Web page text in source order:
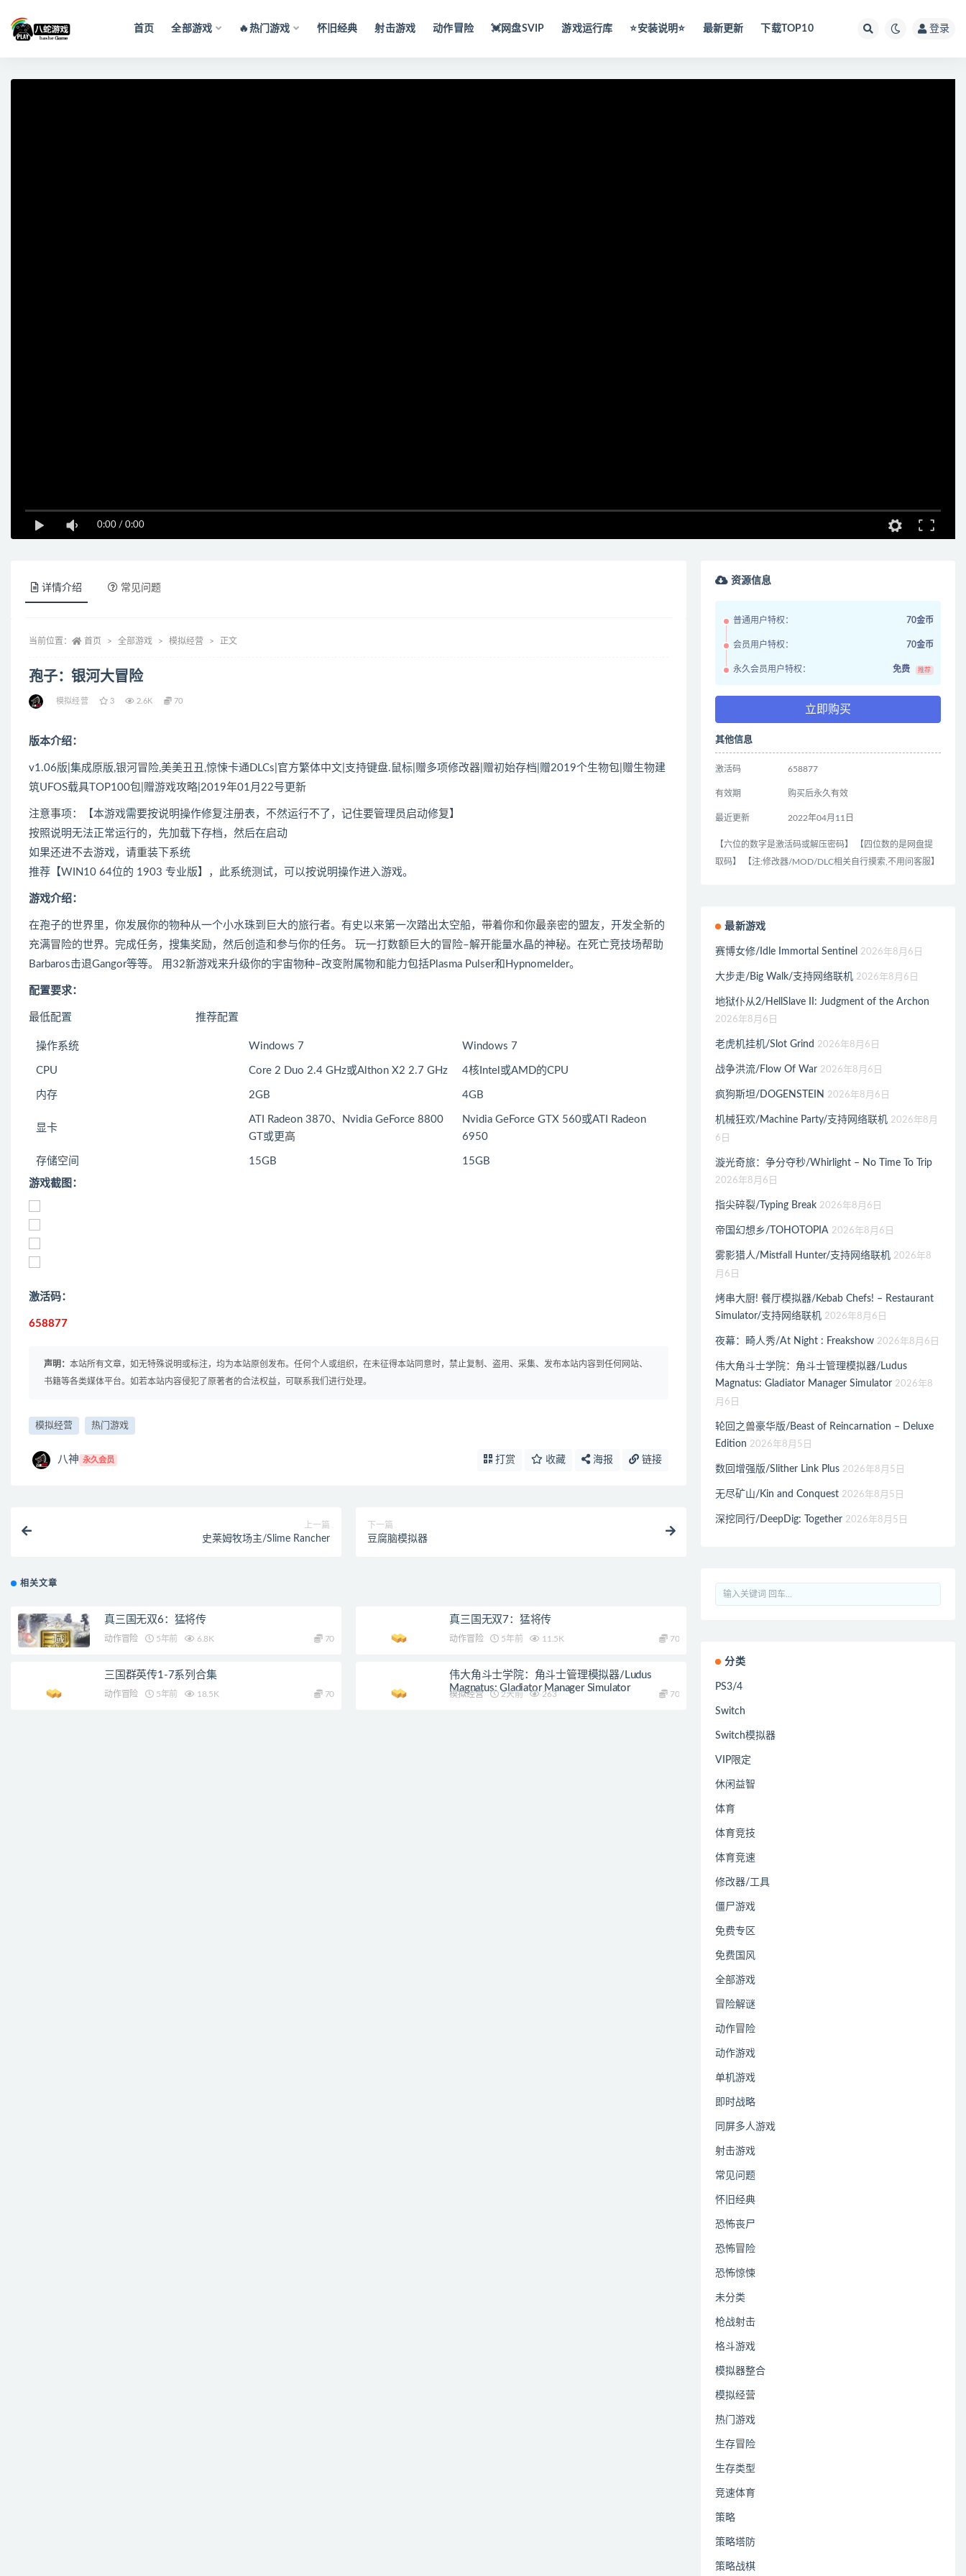
首页 全部游戏 🔥热门游戏 怀旧经典 射击游戏 动作冒险 💓网盘SVIP 游戏运行库 ⭐️安装说明⭐️ 最新更新 下载TOP10 登录
0:00 / 0:00
详情介绍 常见问题
当前位置： 首页 全部游戏 模拟经营 正文
孢子：银河大冒险
模拟经营 3 2.6K 70
版本介绍：
v1.06版|集成原版,银河冒险,美美丑丑,惊悚卡通DLCs|官方繁体中文|支持键盘.鼠标|赠多项修改器|赠初始存档|赠2019个生物包|赠生物建
筑UFOS载具TOP100包|赠游戏攻略|2019年01月22号更新
注意事项：【本游戏需要按说明操作修复注册表，不然运行不了，记住要管理员启动修复】
按照说明无法正常运行的，先加载下存档，然后在启动
如果还进不去游戏，请重装下系统
推荐【WIN10 64位的 1903 专业版】，此系统测试，可以按说明操作进入游戏。
游戏介绍：
在孢子的世界里，你发展你的物种从一个小水珠到巨大的旅行者。有史以来第一次踏出太空船，带着你和你最亲密的盟友，开发全新的
充满冒险的世界。完成任务，搜集奖励，然后创造和参与你的任务。 玩一打数额巨大的冒险–解开能量水晶的神秘。在死亡竞技场帮助
Barbaros击退Gangor等等。 用32新游戏来升级你的宇宙物种–改变附属物和能力包括Plasma Pulser和Hypnomelder。
配置要求：
最低配置 推荐配置
操作系统 Windows 7 Windows 7
CPU Core 2 Duo 2.4 GHz或Althon X2 2.7 GHz 4核Intel或AMD的CPU
内存 2GB 4GB
显卡
ATI Radeon 3870、Nvidia GeForce 8800
GT或更高
Nvidia GeForce GTX 560或ATI Radeon
6950
存储空间 15GB 15GB
游戏截图：
激活码：
658877
声明： 本站所有文章，如无特殊说明或标注，均为本站原创发布。任何个人或组织，在未征得本站同意时，禁止复制、盗用、采集、发布本站内容到任何网站、
书籍等各类媒体平台。如若本站内容侵犯了原著者的合法权益，可联系我们进行处理。
模拟经营 热门游戏
八神 永久会员 打赏 收藏 海报 链接
上一篇
史莱姆牧场主/Slime Rancher
下一篇
豆腐脑模拟器
相关文章
真三国无双6：猛将传
动作冒险 5年前 6.8K 70
真三国无双7：猛将传
动作冒险 5年前 11.5K 70
三国群英传1-7系列合集
动作冒险 5年前 18.5K 70
伟大角斗士学院：角斗士管理模拟器/Ludus
Magnatus: Gladiator Manager Simulator
模拟经营 2天前 263 70
资源信息
普通用户特权： 70金币
会员用户特权： 70金币
永久会员用户特权： 免费 推荐
立即购买
其他信息
激活码 658877
有效期 购买后永久有效
最近更新 2022年04月11日
【六位的数字是激活码或解压密码】 【四位数的是网盘提
取码】 【注:修改器/MOD/DLC相关自行摸索,不用问客服】
最新游戏
赛博女修/Idle Immortal Sentinel 2026年8月6日
大步走/Big Walk/支持网络联机 2026年8月6日
地狱仆从2/HellSlave II: Judgment of the Archon
2026年8月6日
老虎机挂机/Slot Grind 2026年8月6日
战争洪流/Flow Of War 2026年8月6日
疯狗斯坦/DOGENSTEIN 2026年8月6日
机械狂欢/Machine Party/支持网络联机 2026年8月
6日
漩光奇旅：争分夺秒/Whirlight – No Time To Trip
2026年8月6日
指尖碎裂/Typing Break 2026年8月6日
帝国幻想乡/TOHOTOPIA 2026年8月6日
雾影猎人/Mistfall Hunter/支持网络联机 2026年8
月6日
烤串大厨! 餐厅模拟器/Kebab Chefs! – Restaurant
Simulator/支持网络联机 2026年8月6日
夜幕：畸人秀/At Night : Freakshow 2026年8月6日
伟大角斗士学院：角斗士管理模拟器/Ludus
Magnatus: Gladiator Manager Simulator 2026年8
月6日
轮回之兽豪华版/Beast of Reincarnation – Deluxe
Edition 2026年8月5日
数回增强版/Slither Link Plus 2026年8月5日
无尽矿山/Kin and Conquest 2026年8月5日
深挖同行/DeepDig: Together 2026年8月5日
分类
PS3/4
Switch
Switch模拟器
VIP限定
休闲益智
体育
体育竞技
体育竞速
修改器/工具
僵尸游戏
免费专区
免费国风
全部游戏
冒险解谜
动作冒险
动作游戏
单机游戏
即时战略
同屏多人游戏
射击游戏
常见问题
怀旧经典
恐怖丧尸
恐怖冒险
恐怖惊悚
未分类
枪战射击
格斗游戏
模拟器整合
模拟经营
热门游戏
生存冒险
生存类型
竞速体育
策略
策略塔防
策略战棋